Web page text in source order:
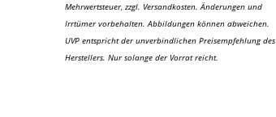
Mehrwertsteuer, zzgl. Versandkosten. Änderungen und
Irrtümer vorbehalten. Abbildungen können abweichen.
UVP entspricht der unverbindlichen Preisempfehlung des
Herstellers. Nur solange der Vorrat reicht.